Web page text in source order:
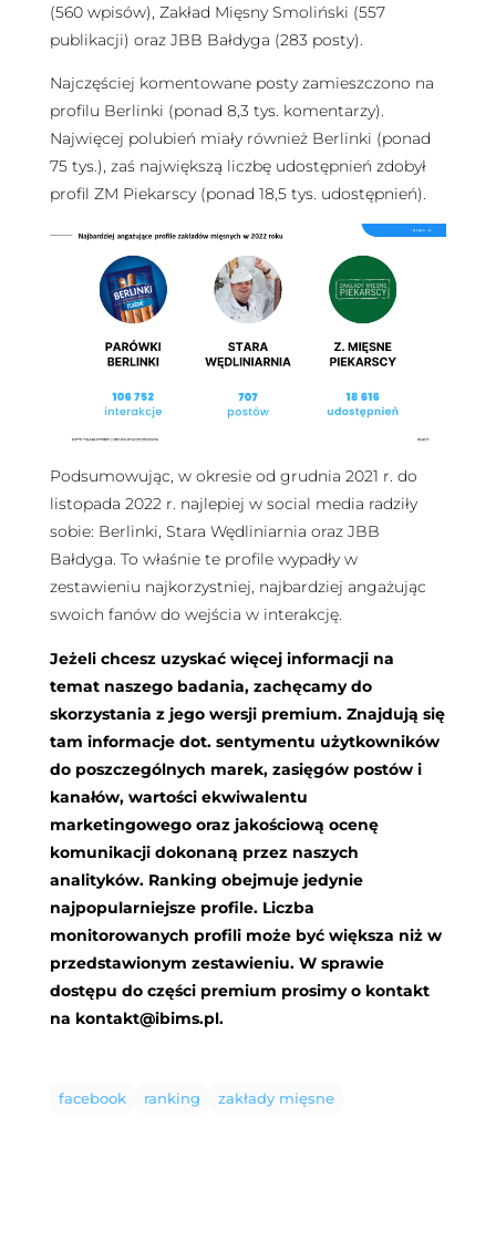
(560 wpisów), Zakład Mięsny Smoliński (557
publikacji) oraz JBB Bałdyga (283 posty).
Najczęściej komentowane posty zamieszczono na
profilu Berlinki (ponad 8,3 tys. komentarzy).
Najwięcej polubień miały również Berlinki (ponad
75 tys.), zaś największą liczbę udostępnień zdobył
profil ZM Piekarscy (ponad 18,5 tys. udostępnień).
Podsumowując, w okresie od grudnia 2021 r. do
listopada 2022 r. najlepiej w social media radziły
sobie: Berlinki, Stara Wędliniarnia oraz JBB
Bałdyga. To właśnie te profile wypadły w
zestawieniu najkorzystniej, najbardziej angażując
swoich fanów do wejścia w interakcję.
Jeżeli chcesz uzyskać więcej informacji na
temat naszego badania, zachęcamy do
skorzystania z jego wersji premium. Znajdują się
tam informacje dot. sentymentu użytkowników
do poszczególnych marek, zasięgów postów i
kanałów, wartości ekwiwalentu
marketingowego oraz jakościową ocenę
komunikacji dokonaną przez naszych
analityków. Ranking obejmuje jedynie
najpopularniejsze profile. Liczba
monitorowanych profili może być większa niż w
przedstawionym zestawieniu. W sprawie
dostępu do części premium prosimy o kontakt
na kontakt@ibims.pl.
facebook ranking zakłady mięsne